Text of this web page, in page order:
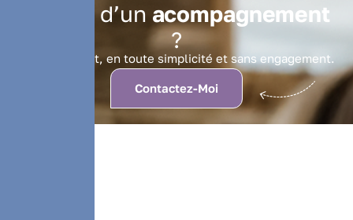
n d’un acompagnement
?
Faites le point, en toute simplicité et sans engagement.
Contactez-Moi